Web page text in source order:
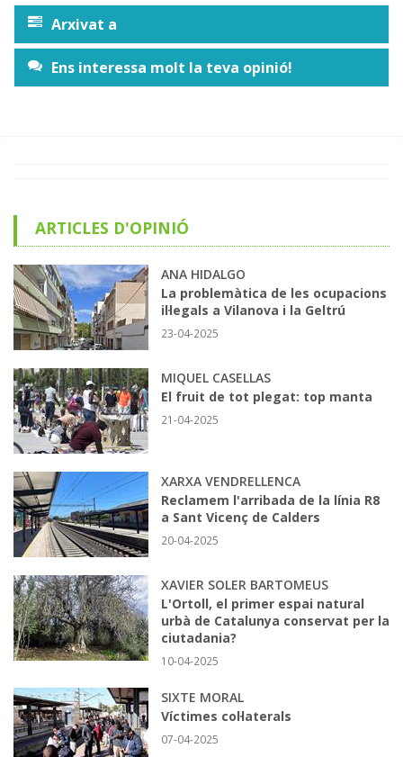
Arxivat a
Ens interessa molt la teva opinió!
ARTICLES D'OPINIÓ
ANA HIDALGO
La problemàtica de les ocupacions
il·legals a Vilanova i la Geltrú
23-04-2025
MIQUEL CASELLAS
El fruit de tot plegat: top manta
21-04-2025
XARXA VENDRELLENCA
Reclamem l'arribada de la línia R8
a Sant Vicenç de Calders
20-04-2025
XAVIER SOLER BARTOMEUS
L'Ortoll, el primer espai natural
urbà de Catalunya conservat per la
ciutadania?
10-04-2025
SIXTE MORAL
Víctimes col·laterals
07-04-2025